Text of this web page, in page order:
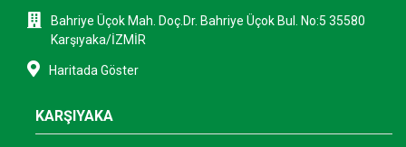
Bahriye Üçok Mah. Doç.Dr. Bahriye Üçok Bul. No:5 35580
Karşıyaka/İZMİR
Haritada Göster
KARŞIYAKA